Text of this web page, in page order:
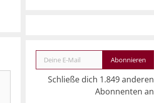
Deine E-Mail
Abonnieren
Schließe dich 1.849 anderen
Abonnenten an